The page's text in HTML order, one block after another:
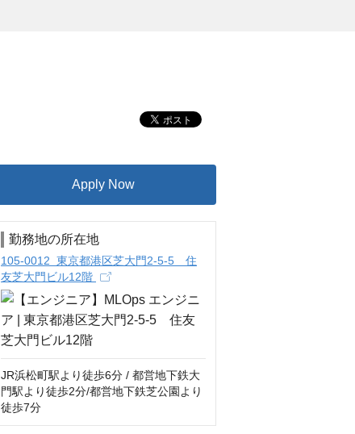
Apply Now
勤務地の所在地
105-0012 東京都港区芝大門2-5-5 住
友芝大門ビル12階
JR浜松町駅より徒歩6分 / 都営地下鉄大
門駅より徒歩2分/都営地下鉄芝公園より
徒歩7分